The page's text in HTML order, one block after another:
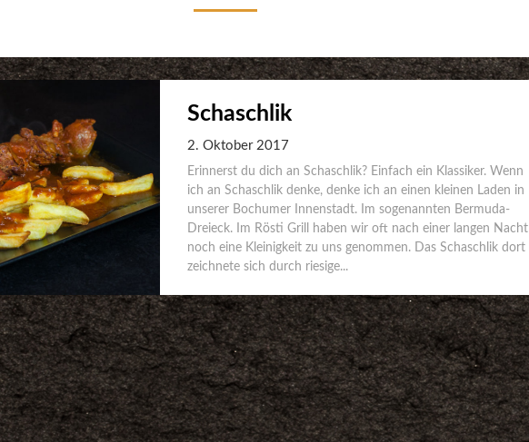
Schaschlik
2. Oktober 2017
Erinnerst du dich an Schaschlik? Einfach ein Klassiker. Wenn
ich an Schaschlik denke, denke ich an einen kleinen Laden in
unserer Bochumer Innenstadt. Im sogenannten Bermuda-
Dreieck. Im Rösti Grill haben wir oft nach einer langen Nacht
noch eine Kleinigkeit zu uns genommen. Das Schaschlik dort
zeichnete sich durch riesige...